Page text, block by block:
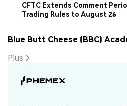
CFTC Extends Comment
Trading Rules to August 26
Blue Butt Cheese (BBC)
Plus